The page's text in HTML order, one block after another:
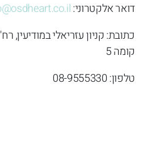
דואר אלקטרוני:
קומה 5
טלפון: 08-9555330